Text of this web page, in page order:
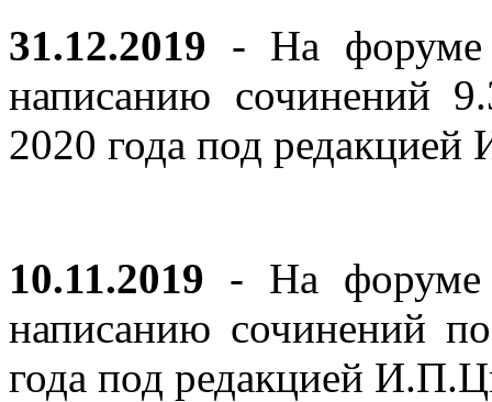
31.12.2019 - На форуме
написанию сочинений
2020 года под
10.11.2019 - На форуме
написанию сочинений
года под редакцией